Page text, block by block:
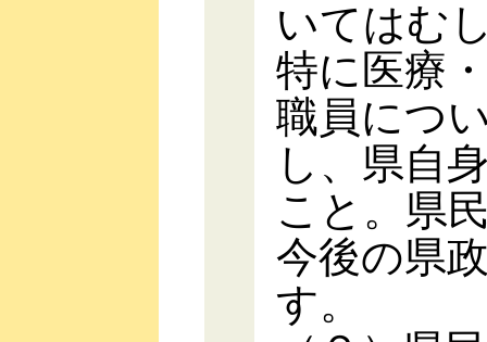
いてはむ
特に医療
職員につ
し、県自
こと。県
今後の県
す。